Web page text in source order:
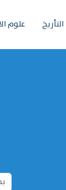
التأريخ علوم